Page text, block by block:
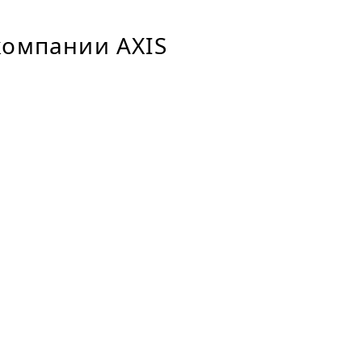
AXIS